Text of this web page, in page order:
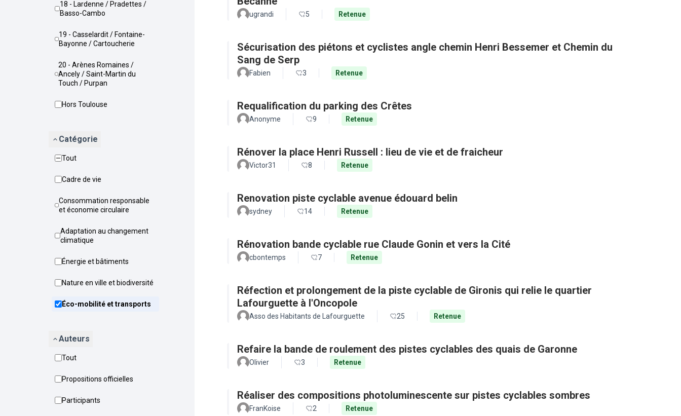
18 - Lardenne / Pradettes /
Basso-Cambo
19 - Casselardit / Fontaine-
Bayonne / Cartoucherie
20 - Arènes Romaines /
Ancely / Saint-Martin du
Touch / Purpan
Hors Toulouse
Catégorie
Tout
Cadre de vie
Consommation responsable
et économie circulaire
Adaptation au changement
climatique
Énergie et bâtiments
Nature en ville et biodiversité
Éco-mobilité et transports
Auteurs
Tout
Propositions officielles
Participants
ugrandi 5 Retenue
Sécurisation des piétons et cyclistes angle chemin Henri Bessemer et Chemin du
Sang de Serp
Fabien 3 Retenue
Requalification du parking des Crêtes
Anonyme 9 Retenue
Rénover la place Henri Russell : lieu de vie et de fraicheur
Victor31 8 Retenue
Renovation piste cyclable avenue édouard belin
sydney 14 Retenue
Rénovation bande cyclable rue Claude Gonin et vers la Cité
cbontemps 7 Retenue
Réfection et prolongement de la piste cyclable de Gironis qui relie le quartier
Lafourguette à l'Oncopole
Asso des Habitants de Lafourguette 25 Retenue
Refaire la bande de roulement des pistes cyclables des quais de Garonne
Olivier 3 Retenue
Réaliser des compositions photoluminescente sur pistes cyclables sombres
FranKoise 2 Retenue